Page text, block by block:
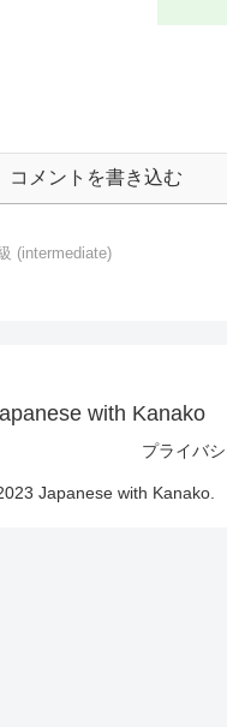
コメントを書き込む
(intermediate)
with Kanako
プライバ
Japanese with Kanako.